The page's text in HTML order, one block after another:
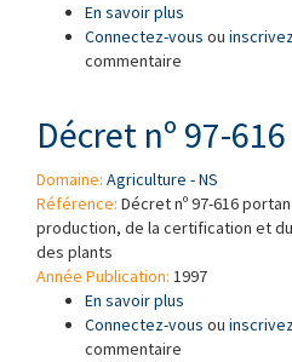
En savoir plus
portant
Connectez-vous ou
commentaire
Décret nº 97-616
Domaine: Agriculture - NS
Référence: Décret nº 97-616
production, de la certification et
des plants
Année Publication: 1997
En savoir plus
Connectez-vous ou
commentaire